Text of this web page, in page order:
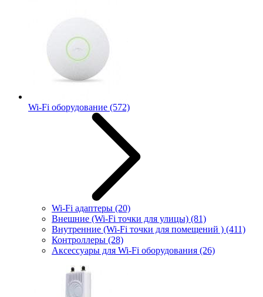
Wi-Fi оборудование (572)
Wi-Fi адаптеры (20)
Внешние (Wi-Fi точки для улицы) (81)
Внутренние (Wi-Fi точки для помещений ) (411)
Контроллеры (28)
Аксессуары для Wi-Fi оборудования (26)